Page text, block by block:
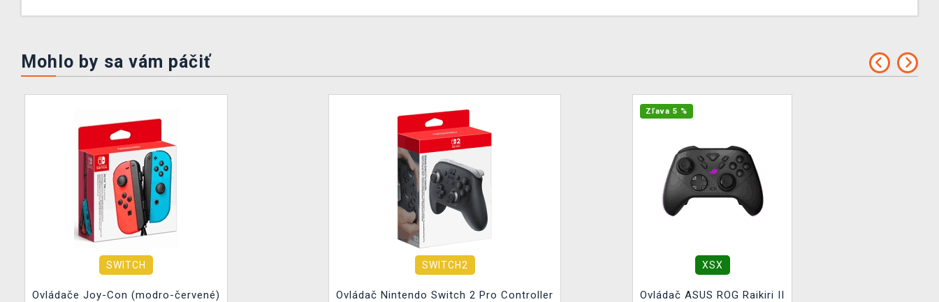
Mohlo by sa vám páčiť
SWITCH
Ovládače Joy-Con (modro-červené)
SWITCH2
Ovládač Nintendo Switch 2 Pro Controller
Zľava 5 %
XSX
Ovládač ASUS ROG Raikiri II